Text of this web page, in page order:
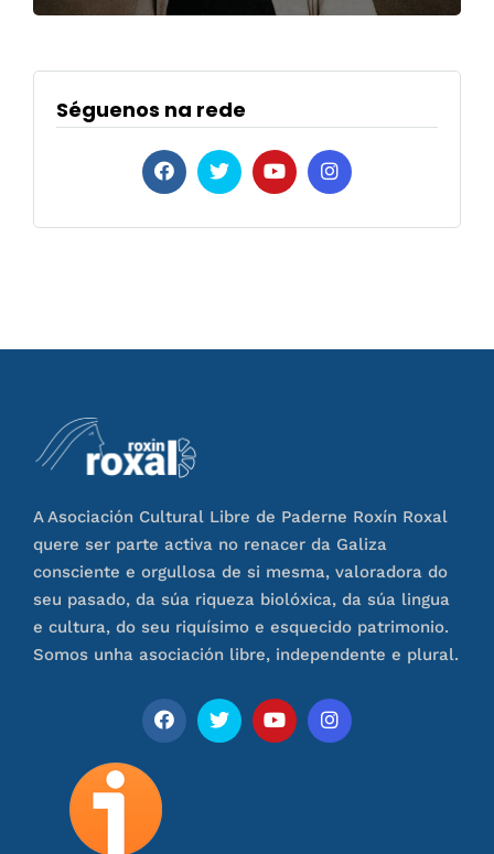
Séguenos na rede
A Asociación Cultural Libre de Paderne Roxín Roxal
quere ser parte activa no renacer da Galiza
consciente e orgullosa de si mesma, valoradora do
seu pasado, da súa riqueza biolóxica, da súa lingua
e cultura, do seu riquísimo e esquecido patrimonio.
Somos unha asociación libre, independente e plural.